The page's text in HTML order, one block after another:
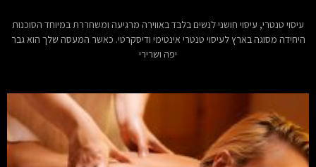
עיסוי טנטרי, עיסוי חושני לנשים בלבד באווירה מרגיעה ומשחררת במיוחד הסוכנות
היחידה מסוגה בארץ לעיסוי טנטרי אינטימי ודיסקרטי. כאשר המעסה שלך הוא גבר
יפה ושרירי